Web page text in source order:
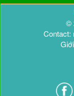
©
Contact: